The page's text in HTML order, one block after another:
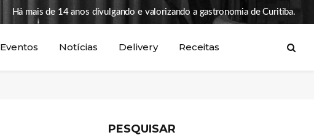
Há mais de 14 anos divulgando e valorizando a gastronomia de Curitiba.
Eventos Notícias Delivery Receitas
PESQUISAR